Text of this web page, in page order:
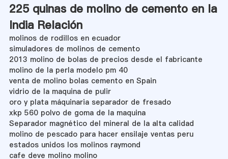
225 quinas de molino de cemento en la
India Relación
molinos de rodillos en ecuador
simuladores de molinos de cemento
2013 molino de bolas de precios desde el fabricante
molino de la perla modelo pm 40
venta de molino bolas cemento en Spain
vidrio de la maquina de pulir
oro y plata máquinaria separador de fresado
xkp 560 polvo de goma de la maquina
Separador magnético del mineral de la alta calidad
molino de pescado para hacer ensilaje ventas peru
estados unidos los molinos raymond
cafe deve molino molino